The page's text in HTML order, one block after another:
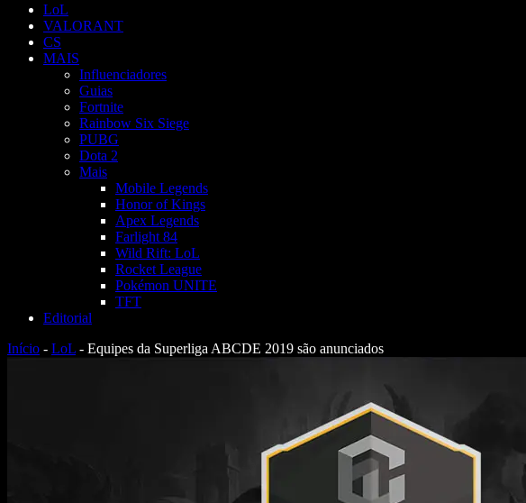
LoL
VALORANT
CS
MAIS
Influenciadores
Guias
Fortnite
Rainbow Six Siege
PUBG
Dota 2
Mais
Mobile Legends
Honor of Kings
Apex Legends
Farlight 84
Wild Rift: LoL
Rocket League
Pokémon UNITE
TFT
Editorial
Início - LoL - Equipes da Superliga ABCDE 2019 são anunciados